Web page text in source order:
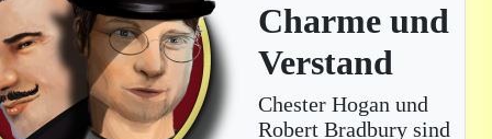
Charme und
Verstand
Chester Hogan und
Robert Bradbury sind